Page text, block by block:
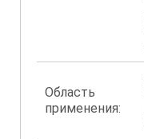
Область
применения: